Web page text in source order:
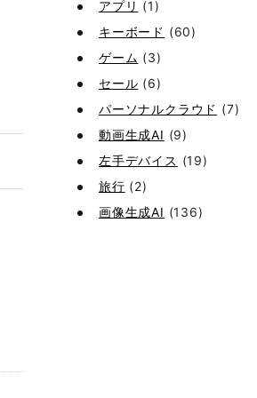
アプリ (1)
キーボード (60)
ゲーム (3)
セール (6)
パーソナルクラウド (7)
動画生成AI (9)
左手デバイス (19)
旅行 (2)
画像生成AI (136)